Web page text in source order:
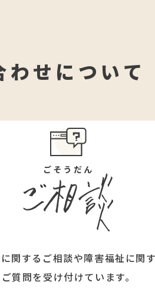
わせについて
ごそうだん
関するご相談や障害福祉に関
ご質問を受け付けています。